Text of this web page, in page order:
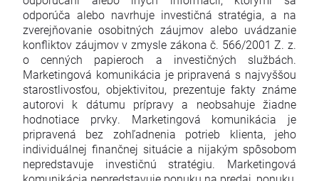
odporúča alebo navrhuje investičná stratégia, a na
zverejňovanie osobitných záujmov alebo uvádzanie
konfliktov záujmov v zmysle zákona č. 566/2001 Z. z.
o cenných papieroch a investičných službách.
Marketingová komunikácia je pripravená s najvyššou
starostlivosťou, objektivitou, prezentuje fakty známe
autorovi k dátumu prípravy a neobsahuje žiadne
hodnotiace prvky. Marketingová komunikácia je
pripravená bez zohľadnenia potrieb klienta, jeho
individuálnej finančnej situácie a nijakým spôsobom
nepredstavuje investičnú stratégiu. Marketingová